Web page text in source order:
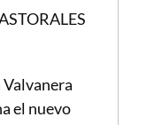
Valvanera
el nuevo